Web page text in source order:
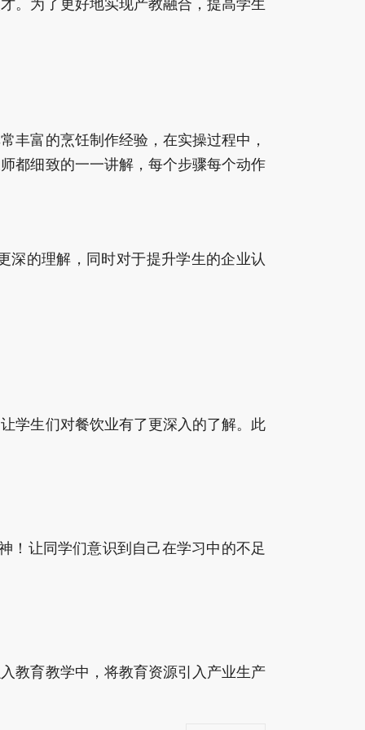
丰富的烹饪制作经验，在实操过程中，
都细致的一一讲解，每个步骤每个动作
深的理解，同时对于提升学生的企业认
学生们对餐饮业有了更深入的了解。此
！让同学们意识到自己在学习中的不足
教育教学中，将教育资源引入产业生产